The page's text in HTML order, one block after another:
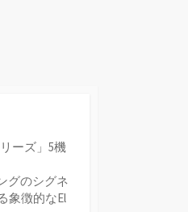
ーズ」5機
グのシグネ
象徴的なEl